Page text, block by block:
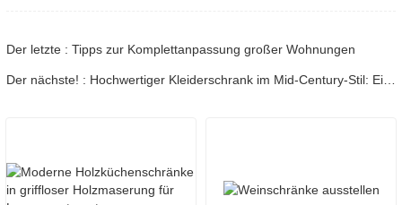
Der letzte : Tipps zur Komplettanpassung großer Wohnungen